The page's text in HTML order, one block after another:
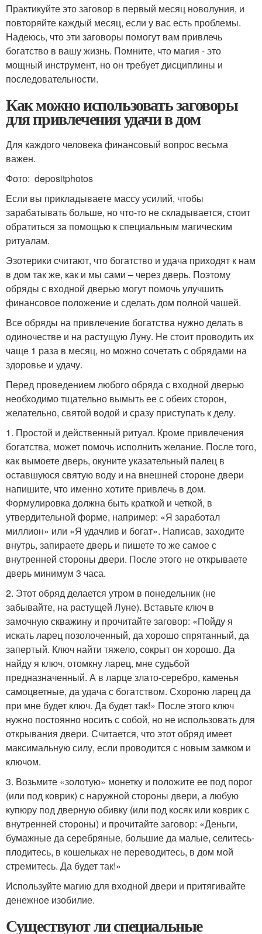
Практикуйте это заговор в первый месяц новолуния, и
повторяйте каждый месяц, если у вас есть проблемы.
Надеюсь, что эти заговоры помогут вам привлечь
богатство в вашу жизнь. Помните, что магия - это
мощный инструмент, но он требует дисциплины и
последовательности.
Как можно использовать заговоры
для привлечения удачи в дом
Для каждого человека финансовый вопрос весьма
важен.
Фото: depositphotos
Если вы прикладываете массу усилий, чтобы
зарабатывать больше, но что-то не складывается, стоит
обратиться за помощью к специальным магическим
ритуалам.
Эзотерики считают, что богатство и удача приходят к нам
в дом так же, как и мы сами – через дверь. Поэтому
обряды с входной дверью могут помочь улучшить
финансовое положение и сделать дом полной чашей.
Все обряды на привлечение богатства нужно делать в
одиночестве и на растущую Луну. Не стоит проводить их
чаще 1 раза в месяц, но можно сочетать с обрядами на
здоровье и удачу.
Перед проведением любого обряда с входной дверью
необходимо тщательно вымыть ее с обеих сторон,
желательно, святой водой и сразу приступать к делу.
1. Простой и действенный ритуал. Кроме привлечения
богатства, может помочь исполнить желание. После того,
как вымоете дверь, окуните указательный палец в
оставшуюся святую воду и на внешней стороне двери
напишите, что именно хотите привлечь в дом.
Формулировка должна быть краткой и четкой, в
утвердительной форме, например: «Я заработал
миллион» или «Я удачлив и богат». Написав, заходите
внутрь, запираете дверь и пишете то же самое с
внутренней стороны двери. После этого не открываете
дверь минимум 3 часа.
2. Этот обряд делается утром в понедельник (не
забывайте, на растущей Луне). Вставьте ключ в
замочную скважину и прочитайте заговор: «Пойду я
искать ларец позолоченный, да хорошо спрятанный, да
запертый. Ключ найти тяжело, сокрыт он хорошо. Да
найду я ключ, отомкну ларец, мне судьбой
предназначенный. А в ларце злато-серебро, каменья
самоцветные, да удача с богатством. Схороню ларец да
при мне будет ключ. Да будет так!» После этого ключ
нужно постоянно носить с собой, но не использовать для
открывания двери. Считается, что этот обряд имеет
максимальную силу, если проводится с новым замком и
ключом.
3. Возьмите «золотую» монетку и положите ее под порог
(или под коврик) с наружной стороны двери, а любую
купюру под дверную обивку (или под косяк или коврик с
внутренней стороны) и прочитайте заговор: «Деньги,
бумажные да серебряные, большие да малые, селитесь-
плодитесь, в кошельках не переводитесь, в дом мой
стремитесь. Да будет так!»
Используйте магию для входной двери и притягивайте
денежное изобилие.
Существуют ли специальные